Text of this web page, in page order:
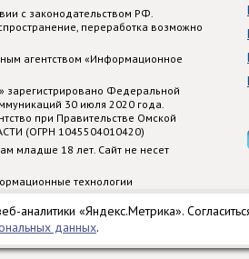
аналитики «Яндекс.Метрика».
данных.
с законодательством РФ.
переработка возможно
агентством «Информационное
зарегистрировано Федеральной
30 июля 2020 года.
при Правительстве Омской
(ОГРН 1045504010420)
младше 18 лет. Сайт не несет
технологии
относящихся к предпочтениям